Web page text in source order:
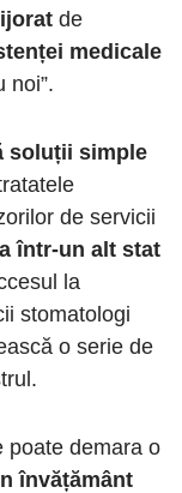
de
medicale
noi”.
soluții simple
de servicii
într-un alt stat
la
stomatologi
o serie de
poate demara o
învățământ